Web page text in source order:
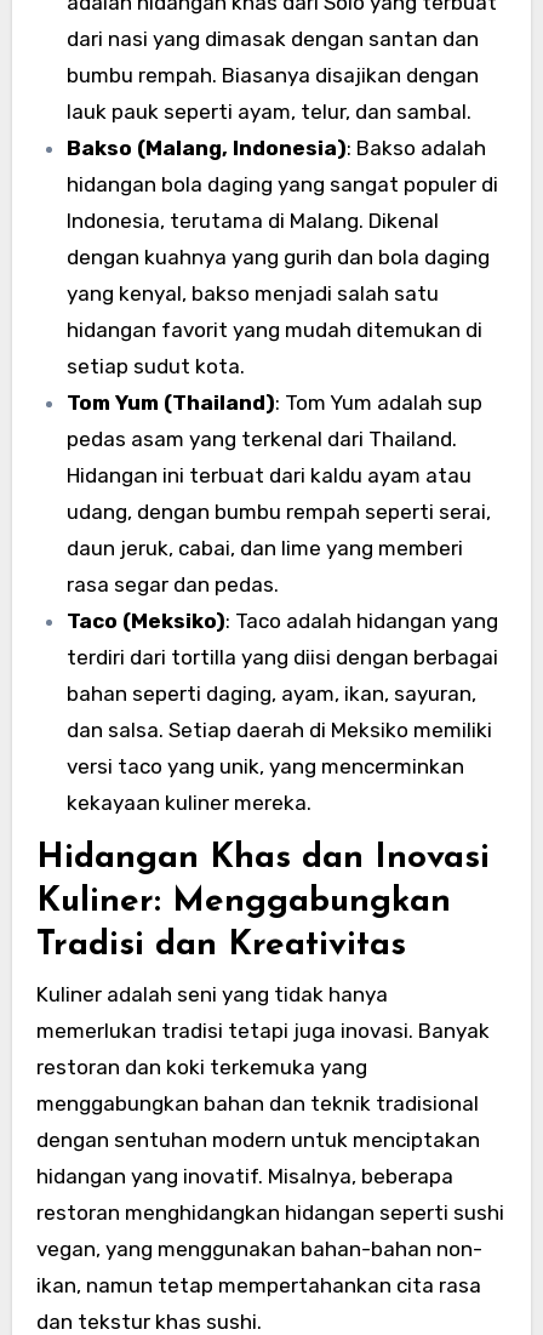
dari nasi yang dimasak dengan santan dan
bumbu rempah. Biasanya disajikan dengan
lauk pauk seperti ayam, telur, dan sambal.
Bakso (Malang, Indonesia): Bakso adalah
hidangan bola daging yang sangat populer di
Indonesia, terutama di Malang. Dikenal
dengan kuahnya yang gurih dan bola daging
yang kenyal, bakso menjadi salah satu
hidangan favorit yang mudah ditemukan di
setiap sudut kota.
Tom Yum (Thailand): Tom Yum adalah sup
pedas asam yang terkenal dari Thailand.
Hidangan ini terbuat dari kaldu ayam atau
udang, dengan bumbu rempah seperti serai,
daun jeruk, cabai, dan lime yang memberi
rasa segar dan pedas.
Taco (Meksiko): Taco adalah hidangan yang
terdiri dari tortilla yang diisi dengan berbagai
bahan seperti daging, ayam, ikan, sayuran,
dan salsa. Setiap daerah di Meksiko memiliki
versi taco yang unik, yang mencerminkan
kekayaan kuliner mereka.
Hidangan Khas dan Inovasi
Kuliner: Menggabungkan
Tradisi dan Kreativitas
Kuliner adalah seni yang tidak hanya
memerlukan tradisi tetapi juga inovasi. Banyak
restoran dan koki terkemuka yang
menggabungkan bahan dan teknik tradisional
dengan sentuhan modern untuk menciptakan
hidangan yang inovatif. Misalnya, beberapa
restoran menghidangkan hidangan seperti sushi
vegan, yang menggunakan bahan-bahan non-
ikan, namun tetap mempertahankan cita rasa
dan tekstur khas sushi.